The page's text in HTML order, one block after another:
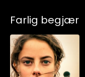
Farlig begjær